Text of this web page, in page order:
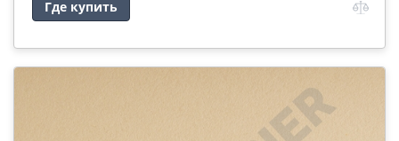
Где купить